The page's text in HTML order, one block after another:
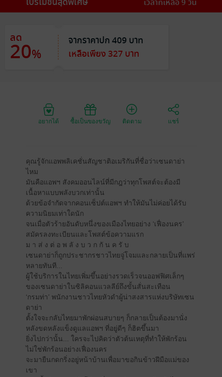
เวลาที่เหลือ 9 วัน
ลด
20%
จากราคาปก 409 บาท
เหลือเพียง 327 บาท
อยากได้ ซื้อเป็นของขวัญ ติดตาม แชร์
คุณรู้จักแอพพลิเคชั่นสัญชาติอเมริกันที่ชื่อว่าเซนดาย่า
ไหม
มันคือแอพฯ สังคมออนไลน์ที่มีกฎว่าทุกโพสต์จะต้องมี
เนื้อหาแบบพลังบวกเท่านั้น
ด้วยข้อจำกัดจากคอนเซ็ปต์แอพฯ ทำให้มันไม่ค่อยได้รับ
ความนิยมเท่าใดนัก
จนเมื่อตัวร้ายอันดับหนึ่งของเมืองไทยอย่าง ‘เฟื่องนคร’
สมัครลงทะเบียนและโพสต์ข้อความแรก
ม า ส่ ง ต่ อ พ ลั ง บ ว ก กั น ค รั บ
เซนดาย่าก็ถูกประชากรชาวไทยจู่โจมและกลายเป็นที่แพร่
หลายทันที...
ผู้ใช้บริการในไทยเพิ่มขึ้นอย่างรวดเร็วจนออฟฟิศเล็กๆ
ของเซนดาย่าในซิลิคอนแวลลีย์ถึงขั้นสั่นสะเทือน
‘กรมท่า’ พนักงานชาวไทยหัวดำผู้น่าสงสารแห่งบริษัทเซน
ดาย่า
ตั้งใจจะกลับไทยมาพักผ่อนสบายๆ ก็กลายเป็นต้องมานั่ง
หลังขดหลังแข็งดูแลแอพฯ ที่อยู่ดีๆ ก็ฮิตขึ้นมา
ยิ่งไปกว่านั้น... ใครจะไปคิดว่าตัวต้นเหตุที่ทำให้พักร้อน
ไม่ใช่พักร้อนอย่างเฟื่องนคร
จะมายืนกดกริ่งอยู่หน้าบ้านเพื่อมาขอกินข้าวฝีมือแม่ของ
เขา